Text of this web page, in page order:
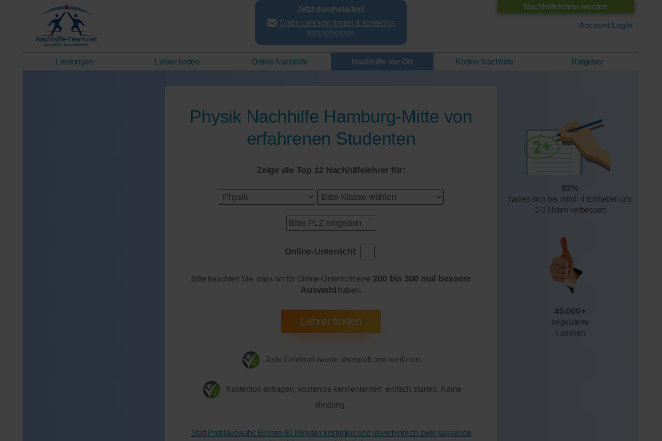
Nachhilfelehrer werden
Account Login
Jetzt durchstarten!
Gratis Lehrer/in finden & kostenlos
kennenlernen
Leistungen Lehrer finden Online Nachhilfe Nachhilfe vor Ort Kosten Nachhilfe Ratgeber
93%
haben sich bei mind. 4 Einheiten um
1-3 Noten verbessert
40.000+
begeisterte
Familien
Physik Nachhilfe Hamburg-Mitte von
erfahrenen Studenten
Zeige die Top 12 Nachhilfelehrer für:
Online-Unterricht
Bitte beachten Sie, dass wir für Online-Unterricht eine 200 bis 300 mal bessere
Auswahl
haben.
Jede Lehrkraft wurde überprüft und verifiziert.
Kostenlos anfragen, kostenlos kennenlernen, einfach starten. Keine
Bindung.
Statt Profilauswahl: Binnen 60 Minuten kostenlos und unverbindlich zwei passende